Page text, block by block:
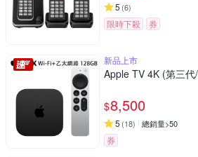
5 (6)
限時下殺 券
新品上市
Apple TV 4K (第三
$8,500
5 (18) 總銷量>50
券